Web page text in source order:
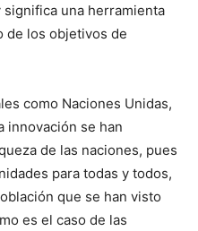
una herramienta
de los objetivos de
como Naciones Unidas,
innovación se han
de las naciones, pues
para todas y todos,
que se han visto
es el caso de las